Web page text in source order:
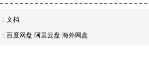
文档
百度网盘 阿里云盘 海外网盘